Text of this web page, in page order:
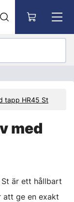
tapp HR45 St
med
är ett hållbart
ge en exakt